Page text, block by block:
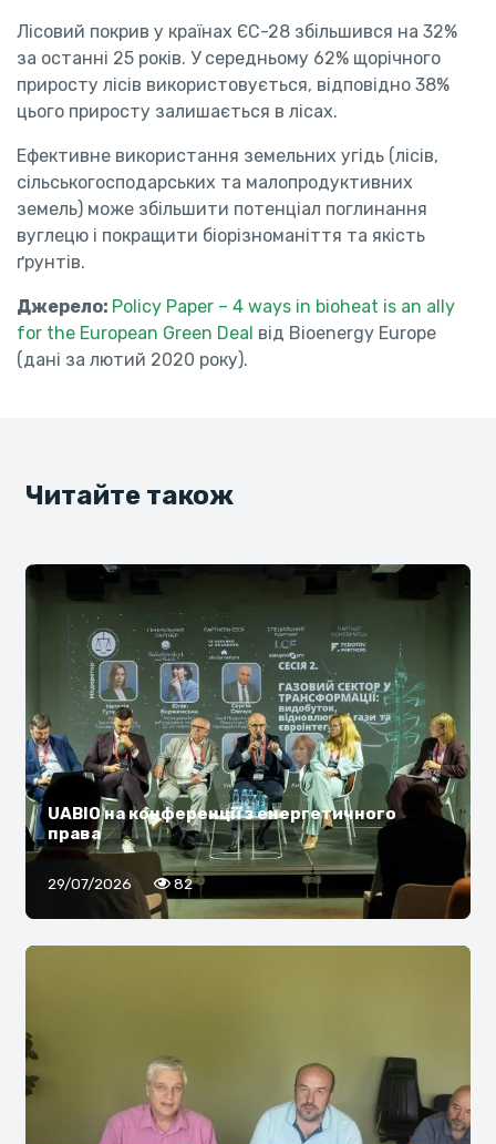
Лісовий покрив у країнах ЄС-28 збільшився на 32%
за останні 25 років. У середньому 62% щорічного
приросту лісів використовується, відповідно 38%
цього приросту залишається в лісах.
Ефективне використання земельних угідь (лісів,
сільськогосподарських та малопродуктивних
земель) може збільшити потенціал поглинання
вуглецю і покращити біорізноманіття та якість
ґрунтів.
Джерело: Policy Paper – 4 ways in bioheat is an ally
for the European Green Deal від Bioenergy Europe
(дані за лютий 2020 року).
Читайте також
UABIO на конференції з енергетичного
права
29/07/2026 82